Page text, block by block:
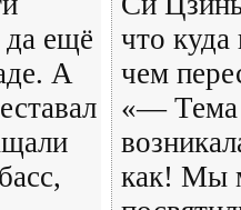
да ещё
А
что
чем
«— Тема
как! Мы